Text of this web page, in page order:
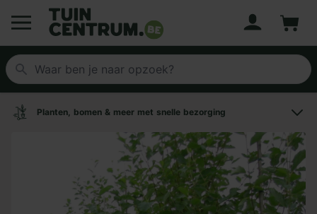
Logo Tuincentrum.be
Planten, bomen & meer met snelle bezorging